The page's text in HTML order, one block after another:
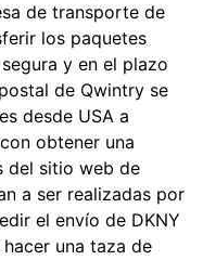
de transporte de
los paquetes
y en el plazo
de Qwintry se
desde USA a
obtener una
del sitio web de
a ser realizadas por
el envío de DKNY
una taza de